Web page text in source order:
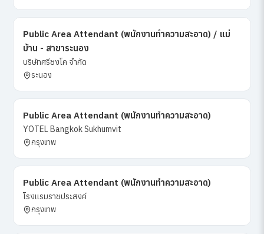
Public Area Attendant (พนักงานทำความสะอาด) / แม่
บ้าน - สาขาระนอง
บริษัทศรีชงโค จำกัด
ระนอง
Public Area Attendant (พนักงานทำความสะอาด)
YOTEL Bangkok Sukhumvit
กรุงเทพ
Public Area Attendant (พนักงานทำความสะอาด)
โรงแรมราชประสงค์
กรุงเทพ